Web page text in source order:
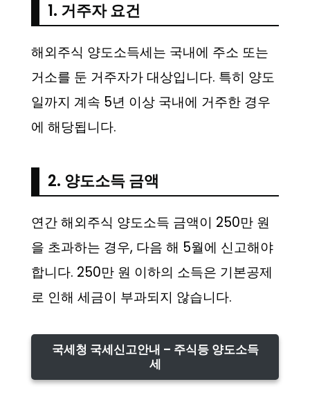
1. 거주자 요건
해외주식 양도소득세는 국내에 주소 또는
거소를 둔 거주자가 대상입니다. 특히 양도
일까지 계속 5년 이상 국내에 거주한 경우
에 해당됩니다.
2. 양도소득 금액
연간 해외주식 양도소득 금액이 250만 원
을 초과하는 경우, 다음 해 5월에 신고해야
합니다. 250만 원 이하의 소득은 기본공제
로 인해 세금이 부과되지 않습니다.
국세청 국세신고안내 – 주식등 양도소득
세